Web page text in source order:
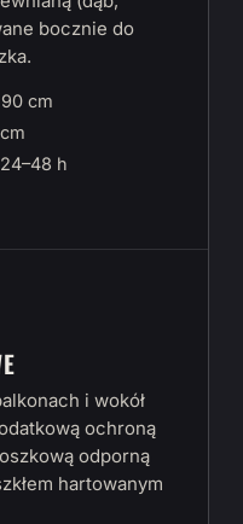
bocznie do
cm
h
i wokół
ochroną
odporną
hartowanym